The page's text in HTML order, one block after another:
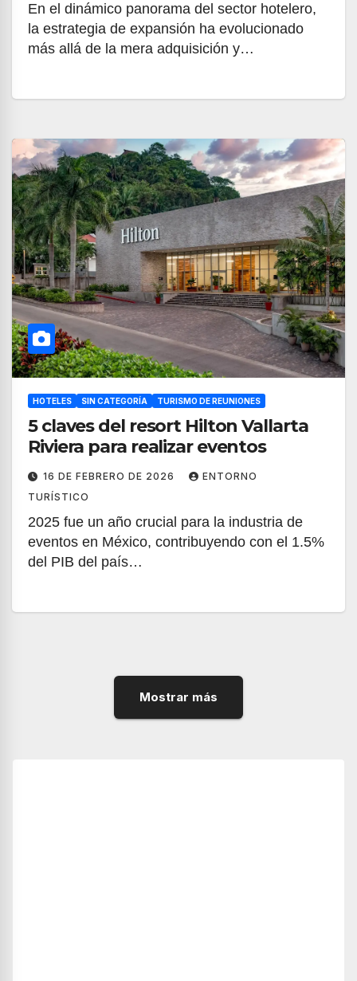
En el dinámico panorama del sector hotelero,
la estrategia de expansión ha evolucionado
más allá de la mera adquisición y…
HOTELES SIN CATEGORÍA TURISMO DE REUNIONES
5 claves del resort Hilton Vallarta
Riviera para realizar eventos
16 DE FEBRERO DE 2026
ENTORNO
TURÍSTICO
2025 fue un año crucial para la industria de
eventos en México, contribuyendo con el 1.5%
del PIB del país…
Mostrar más